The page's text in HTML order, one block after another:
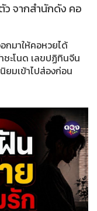
ว จากสำนักดัง คอ
กมาให้คอหวยได้
ะโนด เลขปฏิทินจีน
ยมเข้าไปส่องก่อน